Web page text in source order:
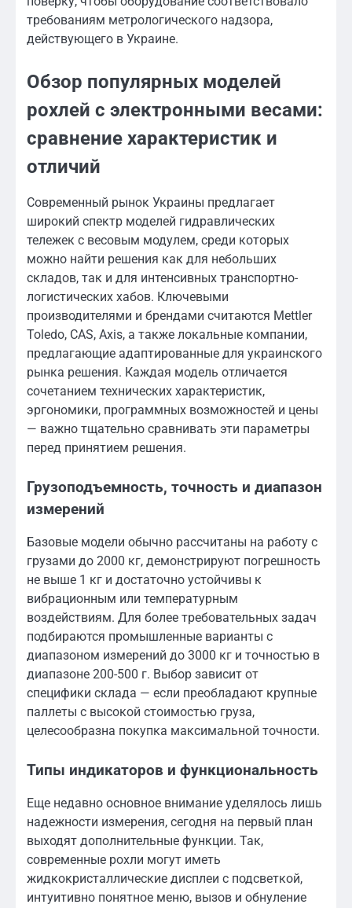
требованиям метрологического надзора,
действующего в Украине.
Обзор популярных моделей
рохлей с электронными весами:
сравнение характеристик и
отличий
Современный рынок Украины предлагает
широкий спектр моделей гидравлических
тележек с весовым модулем, среди которых
можно найти решения как для небольших
складов, так и для интенсивных транспортно-
логистических хабов. Ключевыми
производителями и брендами считаются Mettler
Toledo, CAS, Axis, а также локальные компании,
предлагающие адаптированные для украинского
рынка решения. Каждая модель отличается
сочетанием технических характеристик,
эргономики, программных возможностей и цены
— важно тщательно сравнивать эти параметры
перед принятием решения.
Грузоподъемность, точность и диапазон
измерений
Базовые модели обычно рассчитаны на работу с
грузами до 2000 кг, демонстрируют погрешность
не выше 1 кг и достаточно устойчивы к
вибрационным или температурным
воздействиям. Для более требовательных задач
подбираются промышленные варианты с
диапазоном измерений до 3000 кг и точностью в
диапазоне 200-500 г. Выбор зависит от
специфики склада — если преобладают крупные
паллеты с высокой стоимостью груза,
целесообразна покупка максимальной точности.
Типы индикаторов и функциональность
Еще недавно основное внимание уделялось лишь
надежности измерения, сегодня на первый план
выходят дополнительные функции. Так,
современные рохли могут иметь
жидкокристаллические дисплеи с подсветкой,
интуитивно понятное меню, вызов и обнуление